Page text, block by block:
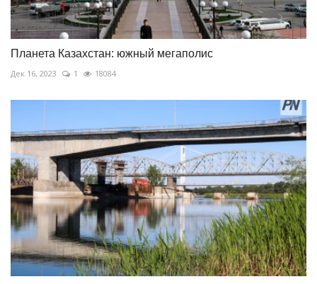
Планета Казахстан: южный мегаполис
Дек 16, 2023 1 18084